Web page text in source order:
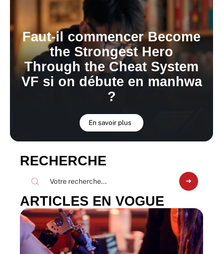
Faut-il commencer Become
the Strongest Hero
Through the Cheat System
VF si on débute en manhwa
?
En savoir plus
RECHERCHE
ARTICLES EN VOGUE